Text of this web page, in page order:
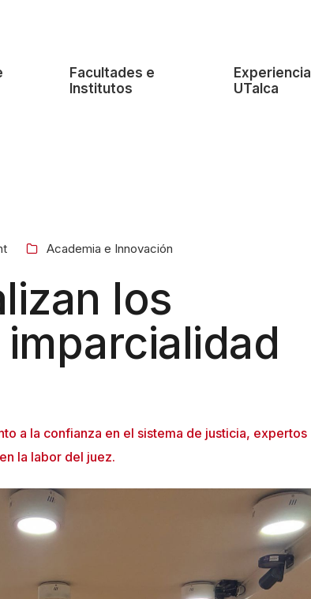
Facultades e
Institutos
Experiencia
UTalca
Academia e Innovación
los
a la confianza en el sistema de justicia, expertos
la labor del juez.